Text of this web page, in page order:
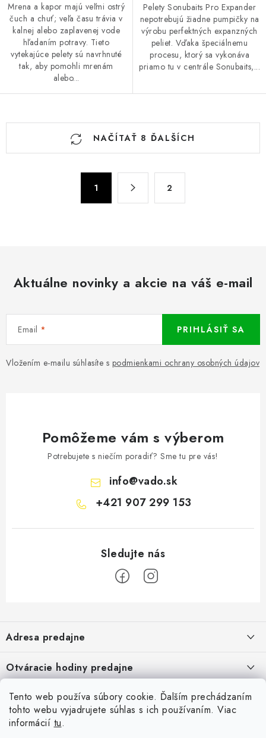
Tento web používa súbory cookie. Ďalším prechádzaním
tohto webu vyjadrujete súhlas s ich používaním. Viac
informácií tu.
Mrena a kapor majú veľmi ostrý
čuch a chuť; veľa času trávia v
kalnej alebo zaplavenej vode
hľadaním potravy. Tieto
vytekajúce pelety sú navrhnuté
tak, aby pomohli mrenám
alebo...
Pelety Sonubaits Pro Expander
nepotrebujú žiadne pumpičky na
výrobu perfektných expanzných
peliet. Vďaka špeciálnemu
procesu, ktorý sa vykonáva
priamo tu v centrále Sonubaits,...
O
k
v
ý
NAČÍTAŤ 8 ĎALŠÍCH
1 2
Aktuálne novinky a akcie na váš e-mail
Email
Vložením e-mailu súhlasíte s podmienkami ochrany osobných údajov
PRIHLÁSIŤ SA
Pomôžeme vám s výberom
Potrebujete s niečím poradiť? Sme tu pre vás!
info@vado.sk
+421 907 299 153
p
ä
t
Adresa predajne
Pekárska 4, 941 31 Dvory nad Žitavou
Pozrite si Google mapu
Pozrieť detail mapy »
Otváracie hodiny predajne
Sobota, Nedeľa: Zatvorené
Informácie pre Vás
Napíšte nám
Obchodné podmienky
Facebook